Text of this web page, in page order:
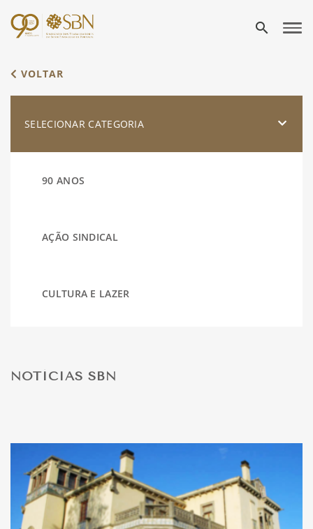
search
VOLTAR
SELECIONAR CATEGORIA
90 ANOS
AÇÃO SINDICAL
CULTURA E LAZER
SAÚDE
NOTÍCIAS SBN